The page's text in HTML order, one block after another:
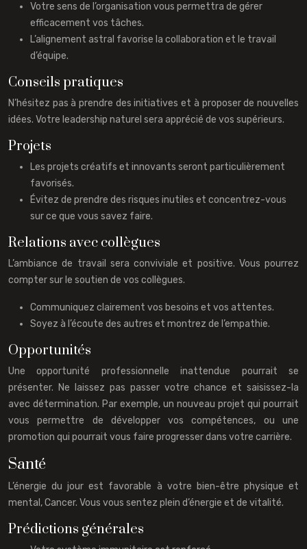
Votre sens de l’organisation vous permettra de gérer
efficacement vos tâches.
L’alignement astral favorise la collaboration et le travail
d’équipe.
Conseils pratiques
N’hésitez pas à prendre des initiatives et à proposer de nouvelles
idées. Votre leadership naturel sera apprécié de vos supérieurs.
Projets
Les projets créatifs et innovants seront particulièrement
favorisés.
Évitez de prendre des risques inutiles et concentrez-vous
sur ce que vous savez faire.
Relations avec collègues
L’ambiance de travail sera conviviale et positive. Vous pourrez
compter sur le soutien de vos collègues.
Communiquez clairement vos besoins et vos attentes.
Soyez à l’écoute des autres et montrez de l’empathie.
Opportunités
Une opportunité professionnelle inattendue pourrait se
présenter. Ne laissez pas passer votre chance et saisissez-la
avec détermination. Par exemple, un nouveau projet qui pourrait
vous permettre de développer vos compétences, ou une
promotion qui pourrait vous faire progresser dans votre carrière.
Santé
L’énergie du jour est favorable à votre bien-être physique et
mental, Cancer. Vous vous sentez plein d’énergie et de vitalité.
Prédictions générales